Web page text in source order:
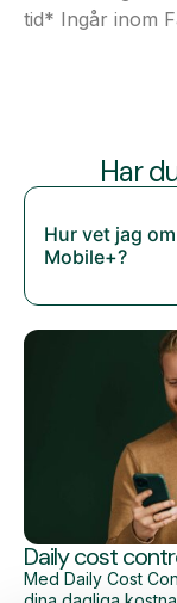
tid* Ingår inom
Har
Hur vet jag
Mobile+?
Daily cost
Med Daily Cost